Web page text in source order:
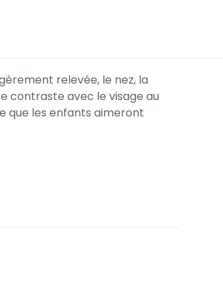
relevée, le nez, la
contraste avec le visage au
que les enfants aimeront